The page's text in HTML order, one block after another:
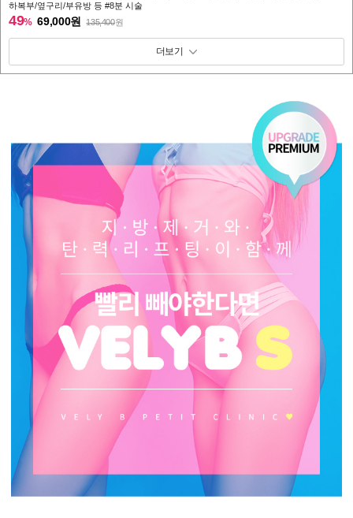
하복부/옆구리/부유방 등 #8분 시술
49% 69,000원 135,400원
패키지 보기 토글